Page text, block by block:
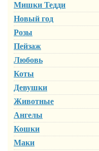
Мишки Тедди
Новый год
Розы
Пейзаж
Любовь
Коты
Девушки
Животные
Ангелы
Кошки
Маки